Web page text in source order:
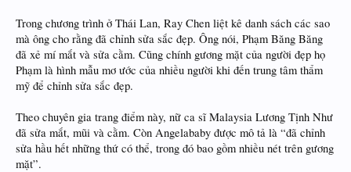
Trong chương trình ở Thái Lan, Ray Chen liệt kê danh sách các sao
mà ông cho rằng đã chỉnh sửa sắc đẹp. Ông nói, Phạm Băng Băng
đã xẻ mí mắt và sửa cằm. Cũng chính gương mặt của người đẹp họ
Phạm là hình mẫu mơ ước của nhiều người khi đến trung tâm thẩm
mỹ để chỉnh sửa sắc đẹp.
Theo chuyên gia trang điểm này, nữ ca sĩ Malaysia Lương Tịnh Như
đã sửa mắt, mũi và cằm. Còn Angelababy được mô tả là “đã chỉnh
sửa hầu hết những thứ có thể, trong đó bao gồm nhiều nét trên gương
mặt”.